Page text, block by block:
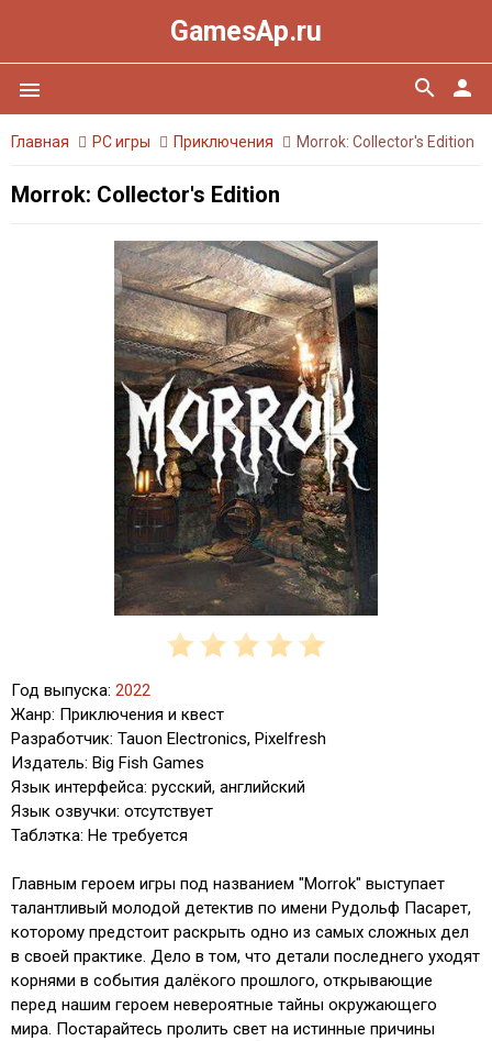
GamesAp.ru
menu person
search
Главная PC игры Приключения Morrok: Collector's Edition
Morrok: Collector's Edition
Год выпуска: 2022
Жанр: Приключения и квест
Разработчик: Tauon Electronics, Pixelfresh
Издатель: Big Fish Games
Язык интерфейса: русский, английский
Язык озвучки: отсутствует
Таблэтка: Не требуется
Главным героем игры под названием "Morrok" выступает
талантливый молодой детектив по имени Рудольф Пасарет,
которому предстоит раскрыть одно из самых сложных дел
в своей практике. Дело в том, что детали последнего уходят
корнями в события далёкого прошлого, открывающие
перед нашим героем невероятные тайны окружающего
мира. Постарайтесь пролить свет на истинные причины